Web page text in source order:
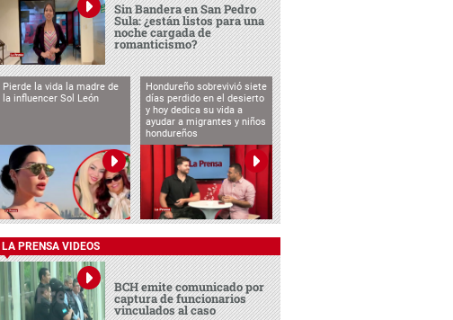
Sin Bandera en San Pedro
Sula: ¿están listos para una
noche cargada de
romanticismo?
Pierde la vida la madre de
la influencer Sol León
Hondureño sobrevivió siete
días perdido en el desierto
y hoy dedica su vida a
ayudar a migrantes y niños
hondureños
LA PRENSA VIDEOS
BCH emite comunicado por
captura de funcionarios
vinculados al caso